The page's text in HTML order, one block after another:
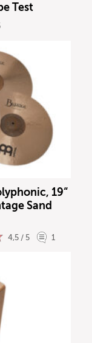
Test
19“
Sand
4,5 / 5 1